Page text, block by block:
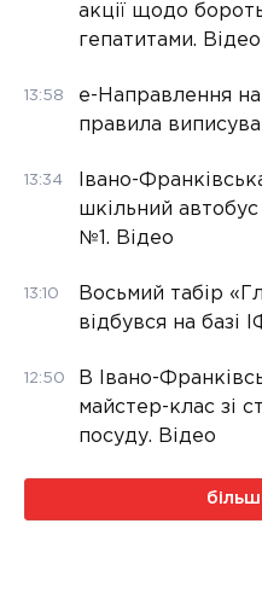
акції щодо
гепатитами. Відео
13:58
е-Направлення
правила
13:34
Івано-
шкільний
№1. Відео
13:10
Восьмий табір
відбувся на базі
12:50
В Івано-
майстер-клас зі
посуду. Відео